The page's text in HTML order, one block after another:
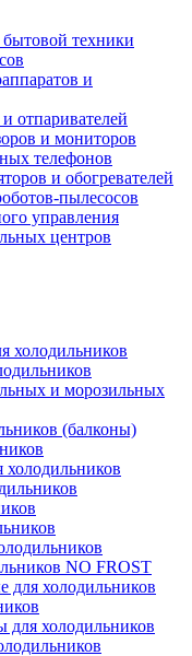
бытовой техники
и
отпаривателей
и мониторов
телефонов
и обогревателей
пылесосов
управления
центров
холодильников
и морозильных
(балконы)
холодильников
NO FROST
для холодильников
для холодильников